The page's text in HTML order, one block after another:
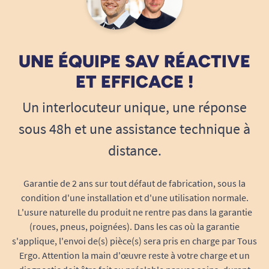
même résistance. Remplacez votre pneu dès les
premiers signes d’usure afin de préserver votre
confort de conduite et votre tranquillité d’esprit,
que vous circuliez en intérieur ou en extérieur.
Des performances fiables, sur toutes les
surfaces
Le profil du pneu avant Lion 4 a été pensé pour
offrir une excellente adhérence sur toutes les
surfaces : bitume, pavés, gravillons, trottoirs ou
une bonne évacuation de l’eau et limitent les
risques de glissade, tandis que la gomme haute
qualité garantit longévité et résistance à
l’abrasion.
Adhérence renforcéesur sol sec ou
UNE ÉQUIPE SAV RÉACTIVE
ET EFFICACE !
Un interlocuteur unique, une réponse
sous 48h et une assistance technique à
distance.
Garantie de 2 ans sur tout défaut de fabrication, sous la
condition d'une installation et d'une utilisation normale.
L'usure naturelle du produit ne rentre pas dans la garantie
(roues, pneus, poignées). Dans les cas où la garantie
s'applique, l'envoi de(s) pièce(s) sera pris en charge par Tous
Ergo. Attention la main d'œuvre reste à votre charge et un